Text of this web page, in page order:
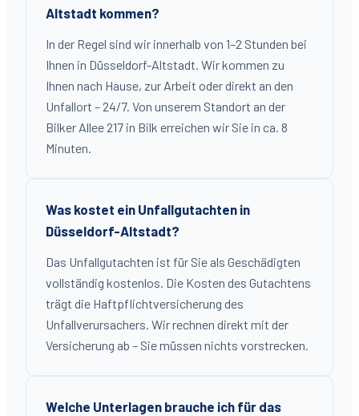
Altstadt kommen?
In der Regel sind wir innerhalb von 1–2 Stunden bei
Ihnen in Düsseldorf-Altstadt. Wir kommen zu
Ihnen nach Hause, zur Arbeit oder direkt an den
Unfallort – 24/7. Von unserem Standort an der
Bilker Allee 217 in Bilk erreichen wir Sie in ca. 8
Minuten.
Was kostet ein Unfallgutachten in
Düsseldorf-Altstadt?
Das Unfallgutachten ist für Sie als Geschädigten
vollständig kostenlos. Die Kosten des Gutachtens
trägt die Haftpflichtversicherung des
Unfallverursachers. Wir rechnen direkt mit der
Versicherung ab – Sie müssen nichts vorstrecken.
Welche Unterlagen brauche ich für das